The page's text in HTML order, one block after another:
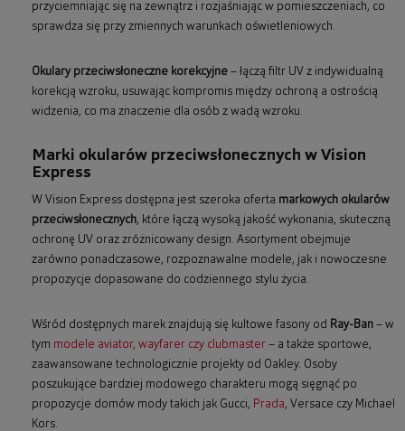
przyciemniając się na zewnątrz i rozjaśniając w pomieszczeniach, co
sprawdza się przy zmiennych warunkach oświetleniowych.
Okulary przeciwsłoneczne korekcyjne – łączą filtr UV z indywidualną
korekcją wzroku, usuwając kompromis między ochroną a ostrością
widzenia, co ma znaczenie dla osób z wadą wzroku.
Marki okularów przeciwsłonecznych w Vision
Express
W Vision Express dostępna jest szeroka oferta markowych okularów
przeciwsłonecznych, które łączą wysoką jakość wykonania, skuteczną
ochronę UV oraz zróżnicowany design. Asortyment obejmuje
zarówno ponadczasowe, rozpoznawalne modele, jak i nowoczesne
propozycje dopasowane do codziennego stylu życia.
Wśród dostępnych marek znajdują się kultowe fasony od Ray-Ban – w
tym modele aviator, wayfarer czy clubmaster – a także sportowe,
zaawansowane technologicznie projekty od Oakley. Osoby
poszukujące bardziej modowego charakteru mogą sięgnąć po
propozycje domów mody takich jak Gucci, Prada, Versace czy Michael
Kors.